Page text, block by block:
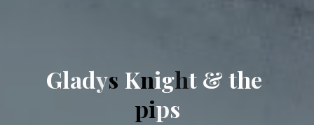
Gladys Knight & the
pips